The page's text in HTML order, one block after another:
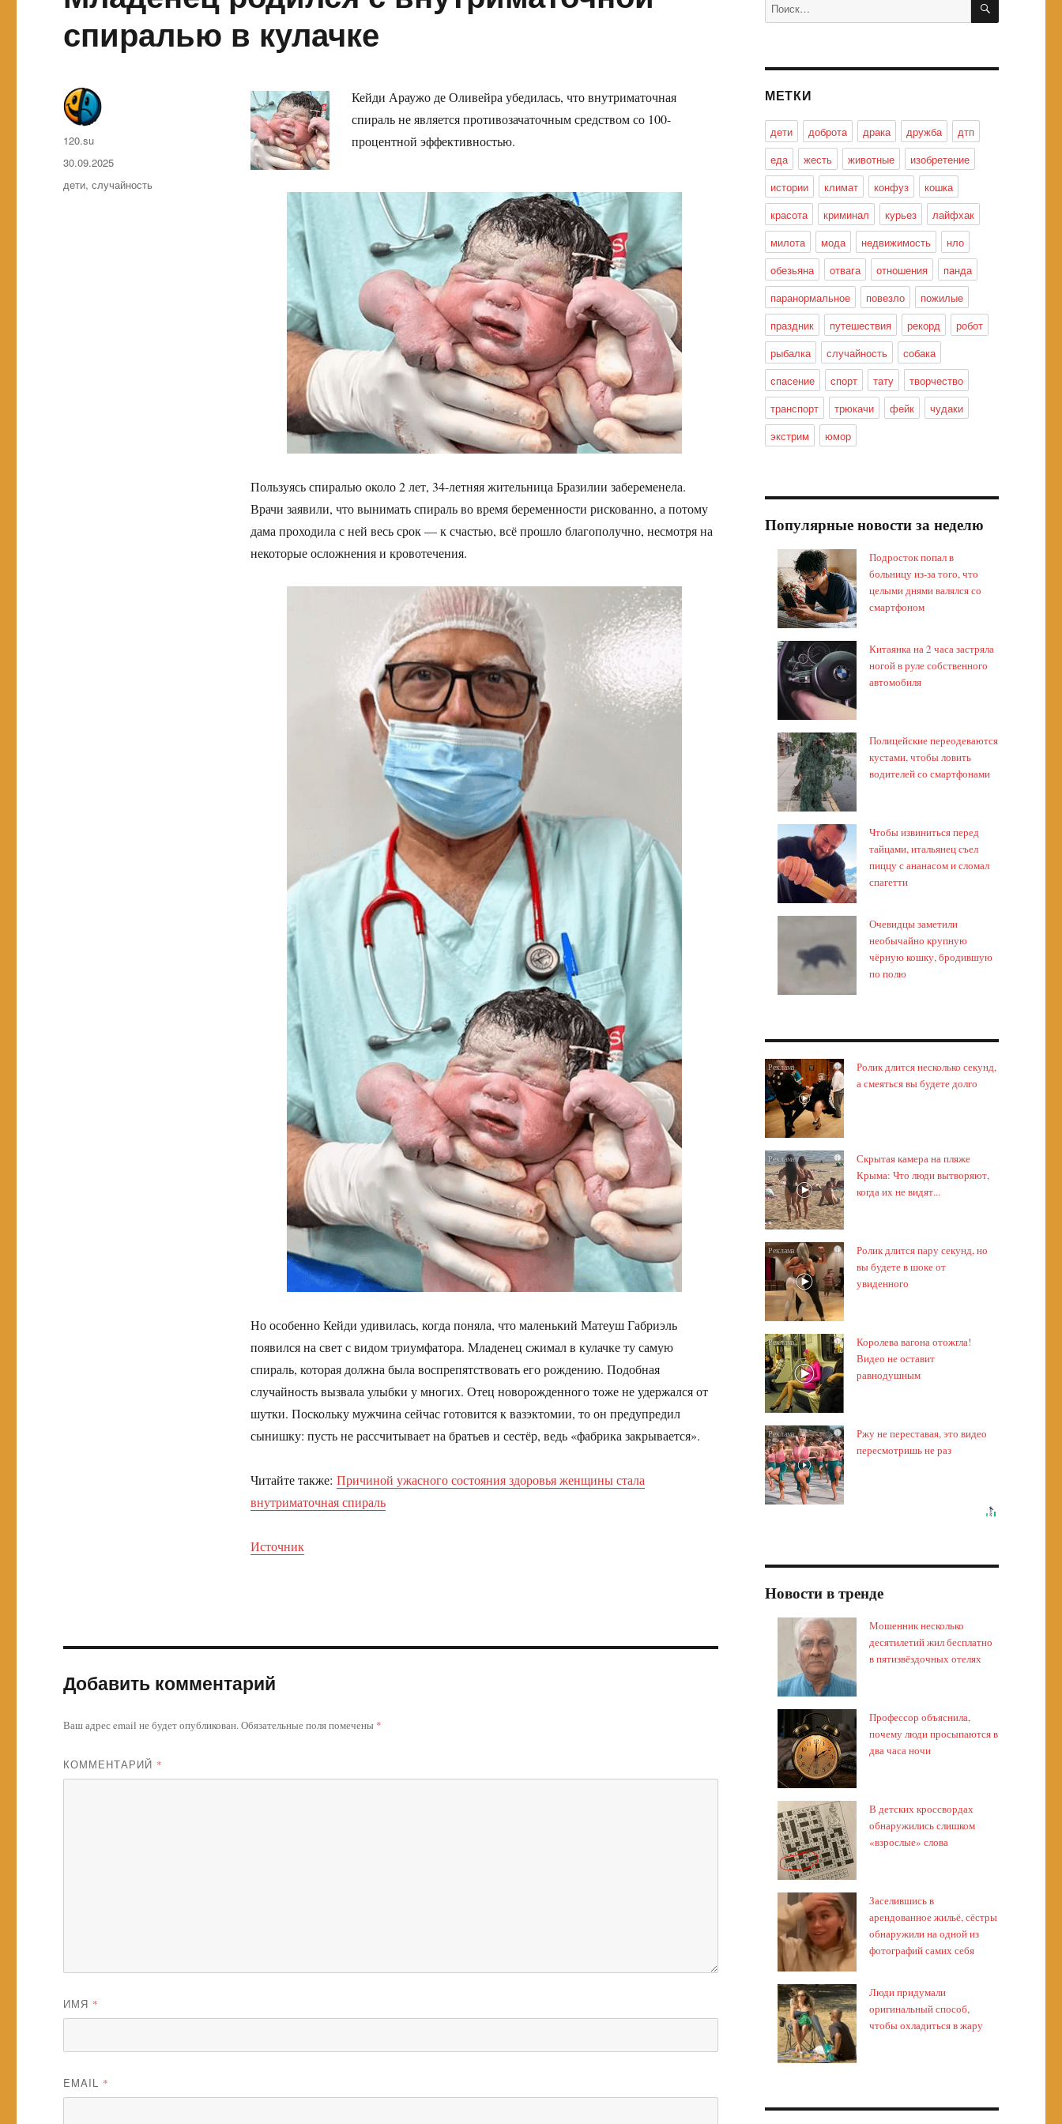
спиралью в кулачке
Кейди Араужо де Оливейра убедилась, что внутриматочная
спираль не является противозачаточным средством со 100-
процентной эффективностью.
Пользуясь спиралью около 2 лет, 34-летняя жительница Бразилии забеременела.
Врачи заявили, что вынимать спираль во время беременности рискованно, а потому
дама проходила с ней весь срок — к счастью, всё прошло благополучно, несмотря на
некоторые осложнения и кровотечения.
Но особенно Кейди удивилась, когда поняла, что маленький Матеуш Габриэль
появился на свет с видом триумфатора. Младенец сжимал в кулачке ту самую
спираль, которая должна была воспрепятствовать его рождению. Подобная
случайность вызвала улыбки у многих. Отец новорожденного тоже не удержался от
шутки. Поскольку мужчина сейчас готовится к вазэктомии, то он предупредил
сынишку: пусть не рассчитывает на братьев и сестёр, ведь «фабрика закрывается».
Читайте также: Причиной ужасного состояния здоровья женщины стала
внутриматочная спираль
Источник
Автор
120.su
Опубликовано
30.09.2025
Метки
дети,случайность
Добавить комментарий
Ваш адрес email не будет опубликован.Обязательные поля помечены *
КОММЕНТАРИЙ *
ИМЯ *
EMAIL *
МЕТКИ
дети доброта драка дружба
дтп
еда
жесть животные
изобретение
истории
климат конфуз
кошка
красота
криминал курьез
лайфхак
милота
мода недвижимость
нло
обезьяна
отвага отношения
панда
паранормальное
повезло
пожилые
праздник
путешествия рекорд
робот
рыбалка
случайность
собака
спасение
спорт тату
творчество
транспорт
трюкачи фейк
чудаки
экстрим
юмор
Популярные новости за неделю
Подросток попал в
больницу из-за того, что
целыми днями валялся со
смартфоном
Китаянка на 2 часа застряла
ногой в руле собственного
автомобиля
Полицейские переодеваются
кустами, чтобы ловить
водителей со смартфонами
Чтобы извиниться перед
тайцами, итальянец съел
пиццу с ананасом и сломал
спагетти
Очевидцы заметили
необычайно крупную
чёрную кошку, бродившую
по полю
i
Ролик длится несколько секунд,
а смеяться вы будете долго
i
Скрытая камера на пляже
Крыма: Что люди вытворяют,
когда их не видят...
i
Ролик длится пару секунд, но
вы будете в шоке от
увиденного
i
Королева вагона отожгла!
Видео не оставит
равнодушным
i
Ржу не переставая, это видео
пересмотришь не раз
Новости в тренде
Мошенник несколько
десятилетий жил бесплатно
в пятизвёздочных отелях
Профессор объяснила,
почему люди просыпаются в
два часа ночи
В детских кроссвордах
обнаружились слишком
«взрослые» слова
Заселившись в
арендованное жильё, сёстры
обнаружили на одной из
фотографий самих себя
Люди придумали
оригинальный способ,
чтобы охладиться в жару